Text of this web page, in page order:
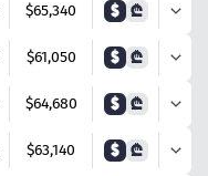
$65,340 $ ₾
$61,050 $ ₾
$64,680 $ ₾
$63,140 $ ₾